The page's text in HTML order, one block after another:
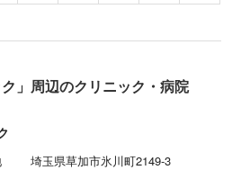
」周辺のクリニック・病院
埼玉県草加市氷川町2149-3